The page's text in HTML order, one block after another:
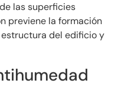
las superficies
previene la formación
del edificio y